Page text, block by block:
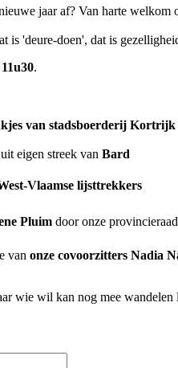
jaar af? Van harte
is 'deure-doen', dat is
.
van stadsboerderij Kortrijk
uit eigen streek van Bard
Vlaamse lijsttrekkers
Pluim door onze
van onze covoorzitters Nadia
wie wil kan nog mee